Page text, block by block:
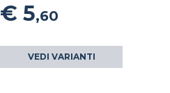
€ 5,60
VEDI VARIANTI